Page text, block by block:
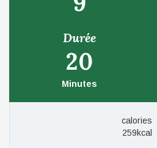
Durée
20
Minutes
calories
259kcal